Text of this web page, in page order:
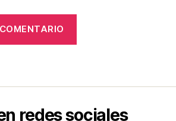
redes sociales